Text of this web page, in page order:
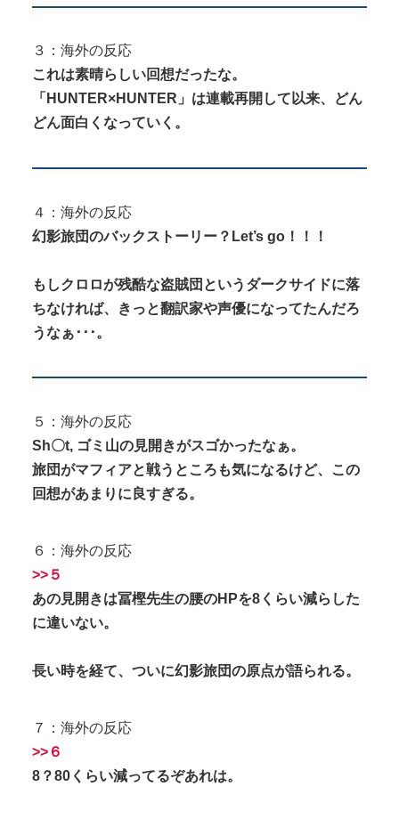
３：海外の反応
これは素晴らしい回想だったな。
「HUNTER×HUNTER」は連載再開して以来、どん
どん面白くなっていく。
４：海外の反応
幻影旅団のバックストーリー？Let’s go！！！
もしクロロが残酷な盗賊団というダークサイドに落
ちなければ、きっと翻訳家や声優になってたんだろ
うなぁ･･･。
５：海外の反応
Sh〇t, ゴミ山の見開きがスゴかったなぁ。
旅団がマフィアと戦うところも気になるけど、この
回想があまりに良すぎる。
６：海外の反応
>>５
あの見開きは冨樫先生の腰のHPを8くらい減らした
に違いない。
長い時を経て、ついに幻影旅団の原点が語られる。
７：海外の反応
>>６
8？80くらい減ってるぞあれは。